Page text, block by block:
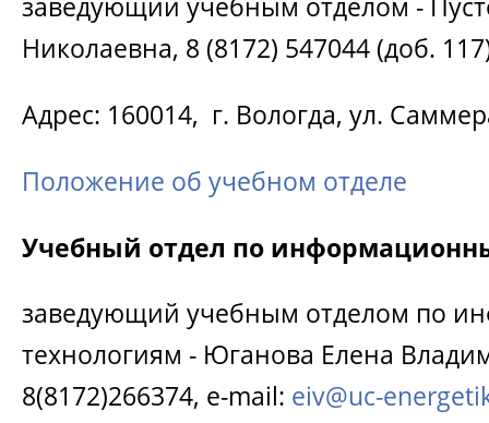
заведующий учебным отделом -
Николаевна, 8 (8172) 547044 (доб.
Адрес: 160014, г. Вологда, ул.
Положение об учебном отделе
Учебный отдел по
заведующий учебным отделом по
технологиям - Юганова Елена
8(8172)266374, e-mail: eiv@uc-